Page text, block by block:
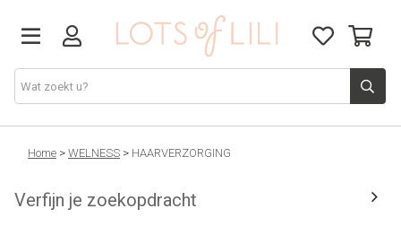
VADERDAG
SOLDEN
Home > WELNESS > HAARVERZORGING
Verfijn je zoekopdracht